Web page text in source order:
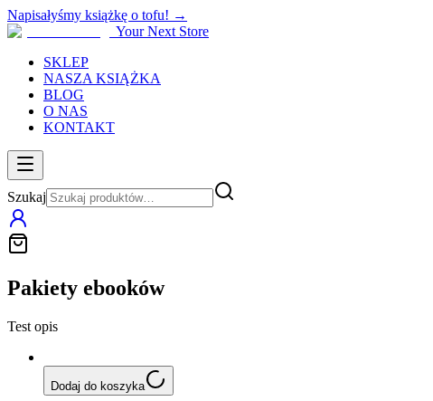
Napisałyśmy książkę o tofu! →
Your Next Store
SKLEP
NASZA KSIĄŻKA
BLOG
O NAS
KONTAKT
Szukaj
Pakiety ebooków
Test opis
Dodaj do koszyka